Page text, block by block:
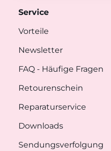
Service
Vorteile
Newsletter
FAQ - Häufige Fragen
Retourenschein
Reparaturservice
Downloads
Sendungsverfolgung